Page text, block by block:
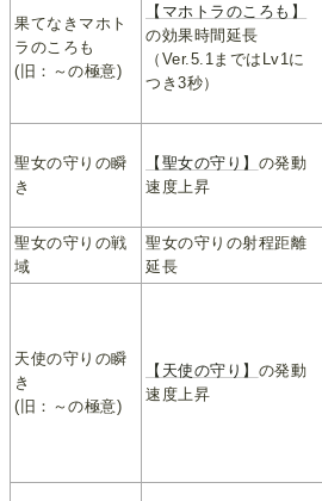
果てなきマホト
ラのころも
(旧：～の極意)
【マホトラのころも】
の効果時間延長
（Ver.5.1まではLv1に
つき3秒）
聖女の守りの瞬
き
【聖女の守り】 の発動
速度上昇
聖女の守りの戦
域
聖女の守りの射程距離
延長
天使の守りの瞬
き
(旧：～の極意)
【天使の守り】 の発動
速度上昇